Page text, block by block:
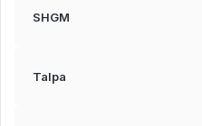
SHGM
Talpa